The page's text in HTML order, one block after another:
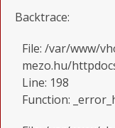
Backtrace:
File: /var/www/
mezo.hu/
Line: 198
Function: